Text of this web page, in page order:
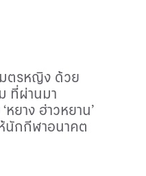
มตรหญิง ด้วย
ที่ผ่านมา
ยาง ฮ่าวหยาน’
นักกีฬาอนาคต